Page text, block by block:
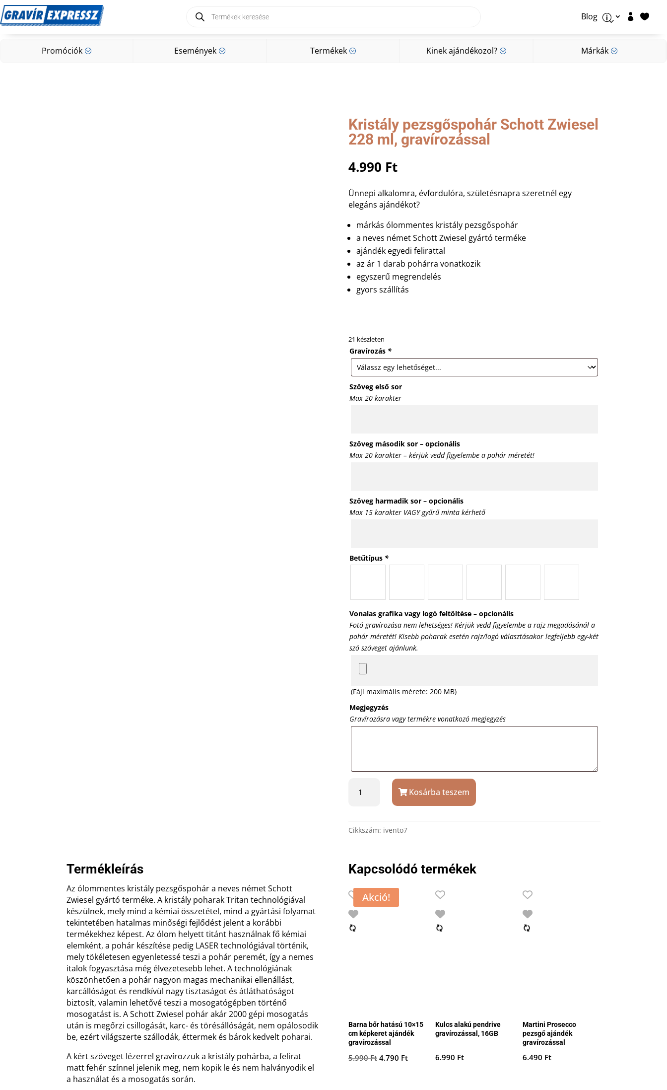
search Blog p  
Promóciók ; Események ; Termékek ; Kinek ajándékozol? ; Márkák ;
Promóciók; Események Márkák;
Kristály pezsgőspohár Schott Zwiesel
228 ml, gravírozással
4.990 Ft
Ünnepi alkalomra, évfordulóra, születésnapra szeretnél egy
elegáns ajándékot?
márkás ólommentes kristály pezsgőspohár
a neves német Schott Zwiesel gyártó terméke
ajándék egyedi felirattal
az ár 1 darab pohárra vonatkozik
egyszerű megrendelés
gyors szállítás
21 készleten
Gravírozás *
Szöveg első sor
Max 20 karakter
Szöveg második sor – opcionális
Max 20 karakter – kérjük vedd figyelembe a pohár méretét!
Szöveg harmadik sor – opcionális
Max 15 karakter VAGY gyűrű minta kérhető
Betűtípus *
Vonalas grafika vagy logó feltöltése – opcionális
Fotó gravírozása nem lehetséges! Kérjük vedd figyelembe a rajz megadásánál a
pohár méretét! Kisebb poharak esetén rajz/logó választásakor legfeljebb egy-két
szó szöveget ajánlunk.
(Fájl maximális mérete: 200 MB)
Megjegyzés
Gravírozásra vagy termékre vonatkozó megjegyzés
pezsgőspohár
228
mennyiség
Kosárba teszem
Cikkszám: ivento7
Termékleírás
Az ólommentes kristály pezsgőspohár a neves német Schott
Zwiesel gyártó terméke. A kristály poharak Tritan technológiával
készülnek, mely mind a kémiai összetétel, mind a gyártási folyamat
tekintetében hatalmas minőségi fejlődést jelent a korábbi
termékekhez képest. Az ólom helyett titánt használnak fő kémiai
elemként, a pohár készítése pedig LASER technológiával történik,
mely tökéletesen egyenletessé teszi a pohár peremét, így a nemes
italok fogyasztása még élvezetesebb lehet. A technológiának
köszönhetően a pohár nagyon magas mechanikai ellenállást,
karcállóságot és rendkívül nagy tisztaságot és átláthatóságot
biztosít, valamin lehetővé teszi a mosogatógépben történő
mosogatást is. A Schott Zwiesel pohár akár 2000 gépi mosogatás
után is megőrzi csillogását, karc- és törésállóságát, nem opálosodik
be, ezért világszerte szállodák, éttermek és bárok kedvelt poharai.
A kért szöveget lézerrel gravírozzuk a kristály pohárba, a felirat
matt fehér színnel jelenik meg, nem kopik le és nem halványodik el
a használat és a mosogatás során.
Kapcsolódó termékek
Akció!
Barna bőr hatású 10×15
cm képkeret ajándék
gravírozással
5.990Ft Original
4.790 FtCurrent
Kulcs alakú pendrive
gravírozással, 16GB
6.990 Ft
Martini Prosecco
pezsgő ajándék
gravírozással
6.490 Ft